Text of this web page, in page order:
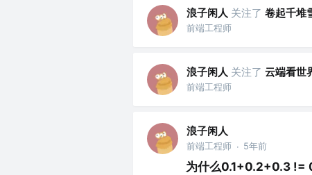
浪子闲人 关注了 卷起千堆
前端工程师
浪子闲人 关注了 云端看世
前端工程师
浪子闲人
前端工程师 · 5年前
为什么0.1+0.2+0.3 !=